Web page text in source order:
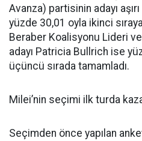
Avanza) partisinin adayı
yüzde 30,01 oyla ikinci
Beraber Koalisyonu Lideri
adayı Patricia Bullrich ise
üçüncü sırada tamamladı.
Milei’nin seçimi ilk turda
Seçimden önce yapılan